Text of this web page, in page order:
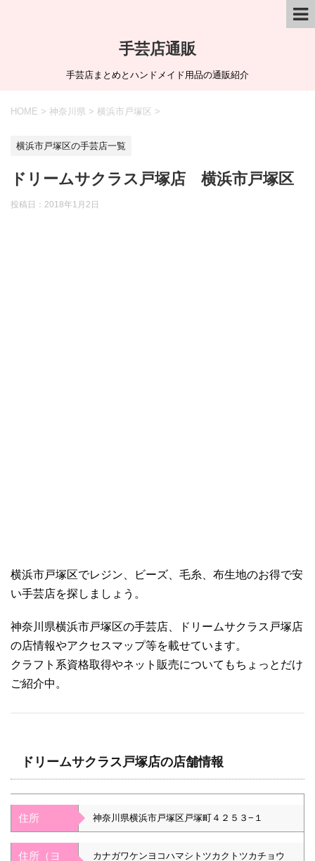
手芸店通販
手芸店まとめとハンドメイド用品の通販紹介
HOME > 神奈川県 > 横浜市戸塚区 >
横浜市戸塚区の手芸店一覧
ドリームサクラス戸塚店 横浜市戸塚区
投稿日： 2018年1月2日
横浜市戸塚区でレジン、ビーズ、毛糸、布生地のお得で安
い手芸店を探しましょう。
神奈川県横浜市戸塚区の手芸店、ドリームサクラス戸塚店
の店情報やアクセスマップ等を載せています。
クラフト系資格取得やネット販売についてもちょっとだけ
ご紹介中。
ドリームサクラス戸塚店の店舗情報
住所 神奈川県横浜市戸塚区戸塚町４２５３−１
住所（ヨ
カナガワケンヨコハマシトツカクトツカチョウ